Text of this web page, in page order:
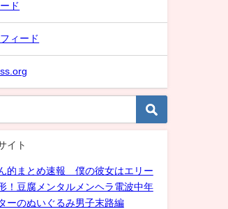
ド
ィード
イト
的まとめ速報 僕の彼女はエリー
！豆腐メンタルメンヘラ電波中年
ーのぬいぐるみ男子末路編